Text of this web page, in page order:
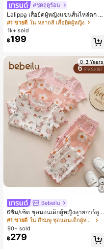
#ชุดฤดูร้อน
Lalippa เสื้อยืดผู้หญิงแขนสั้นไหล่ตก ค
อวีปกเสื้อ ลายพิมพ์ดิจิทัลลายทาง สไตล์
สปอร์ตแฟชั่นมินิมอล ของขวัญสำหรับเ
พื่อน
#1 ขายดี ใน หลากสี เสื้อยืดผู้หญิง
1k+ sold
฿199
0-3 Years
Bebeilu
6ชิ้น/เซ็ต ชุดนอนเด็กผู้หญิงลายการ์ตูน
หมีและดอกไม้ คอกลม แขนสั้น กางเกง
ขาสั้น ขอบระบาย สวมใส่สบาย
#1 ขายดี
ใน สีชมพู ชุดนอนเด็กผู้หญิง
90+ sold
฿279